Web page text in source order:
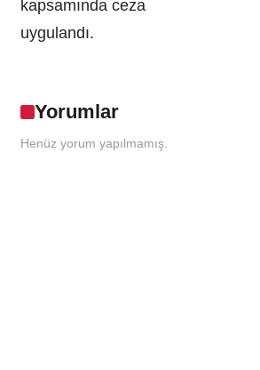
kapsamında ceza
uygulandı.
Yorumlar
Henüz yorum yapılmamış.